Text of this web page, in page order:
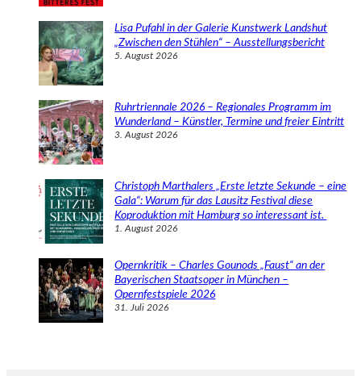
Lisa Pufahl in der Galerie Kunstwerk Landshut
„Zwischen den Stühlen“ – Ausstellungsbericht
5. August 2026
Ruhrtriennale 2026 – Regionales Programm im
Wunderland – Künstler, Termine und freier Eintritt
3. August 2026
Christoph Marthalers „Erste letzte Sekunde – eine
Gala“: Warum für das Lausitz Festival diese
Koproduktion mit Hamburg so interessant ist.
1. August 2026
Opernkritik – Charles Gounods „Faust“ an der
Bayerischen Staatsoper in München –
Opernfestspiele 2026
31. Juli 2026